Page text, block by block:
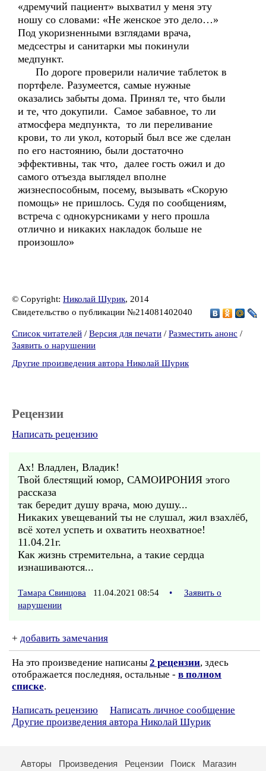
«дремучий пациент» выхватил у меня эту
ношу со словами: «Не женское это дело…»
Под укоризненными взглядами врача,
медсестры и санитарки мы покинули
медпункт.
По дороге проверили наличие таблеток в
портфеле. Разумеется, самые нужные
оказались забыты дома. Принял те, что были
и те, что докупили. Самое забавное, то ли
атмосфера медпункта, то ли переливание
крови, то ли укол, который был все же сделан
по его настоянию, были достаточно
эффективны, так что, далее гость ожил и до
самого отъезда выглядел вполне
жизнеспособным, посему, вызывать «Скорую
помощь» не пришлось. Судя по сообщениям,
встреча с однокурсниками у него прошла
отлично и никаких накладок больше не
произошло»
© Copyright: Николай Шурик, 2014
Свидетельство о публикации №214081402040
Список читателей / Версия для печати / Разместить анонс /
Заявить о нарушении
Другие произведения автора Николай Шурик
Рецензии
Написать рецензию
Ах! Владлен, Владик!
Твой блестящий юмор, САМОИРОНИЯ этого
рассказа
так бередит душу врача, мою душу...
Никаких увещеваний ты не слушал, жил взахлёб,
всё хотел успеть и охватить неохватное!
11.04.21г.
Как жизнь стремительна, а такие сердца
изнашиваются...
Тамара Свинцова 11.04.2021 08:54 •
Заявить о
нарушении
+ добавить замечания
На это произведение написаны 2 рецензии, здесь
отображается последняя, остальные - в полном
списке.
Написать рецензию
Написать личное сообщение
Другие произведения автора Николай Шурик
Авторы Произведения Рецензии Поиск
Магазин